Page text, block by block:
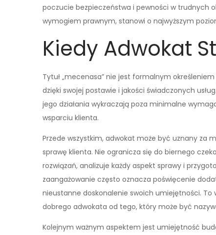
poczucie bezpieczeństwa i pewności w trudnych
wymogiem prawnym, stanowi o najwyższym
Kiedy Adwokat
Tytuł „mecenasa” nie jest formalnym
dzięki swojej postawie i jakości świadczonych
jego działania wykraczają poza minimalne
wsparciu klienta.
Przede wszystkim, adwokat może być uznany za
sprawę klienta. Nie ogranicza się do biernego
rozwiązań, analizuje każdy aspekt sprawy i
zaangażowanie często oznacza poświęcenie
nieustanne doskonalenie swoich umiejętności.
dobrego adwokata od tego, który może być
Kolejnym ważnym aspektem jest umiejętność